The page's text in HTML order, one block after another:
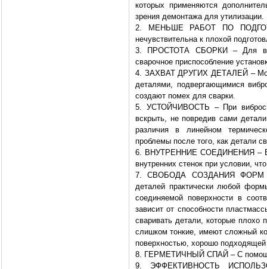
которых применяются
зрения демонтажа для утилизации.
2. МЕНЬШЕ РАБОТ ПО
нечувствительна к плохой
3. ПРОСТОТА СБОРКИ – Для
сварочное приспособление
4. ЗАХВАТ ДРУГИХ ДЕТАЛЕЙ –
деталями, подвергающимися
создают помех для сварки.
5. УСТОЙЧИВОСТЬ – При
вскрыть, не повредив сами
различия в линейном
проблемы после того, как детали
6. ВНУТРЕННИЕ СОЕДИНЕНИЯ – В
внутренних стенок при условии,
7. СВОБОДА СОЗДАНИЯ ФОРМ –
деталей практически любой
соединяемой поверхности в
зависит от способности
сваривать детали, которые плохо
слишком тонкие, имеют сложный
поверхностью, хорошо
8. ГЕРМЕТИЧНЫЙ СПАЙ – С
9. ЭФФЕКТИВНОСТЬ